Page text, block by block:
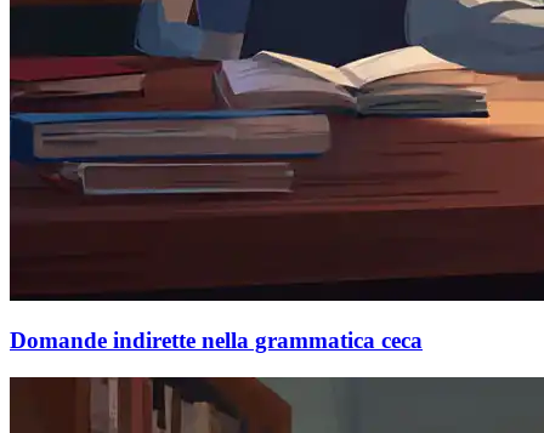
Domande indirette nella grammatica ceca